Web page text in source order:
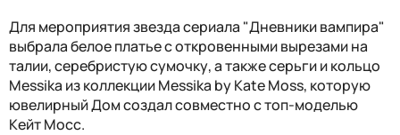
Для мероприятия звезда сериала "Дневники вампира"
выбрала белое платье с откровенными вырезами на
талии, серебристую сумочку, а также серьги и кольцо
Messika из коллекции Messika by Kate Moss, которую
ювелирный Дом создал совместно с топ-моделью
Кейт Мосс.